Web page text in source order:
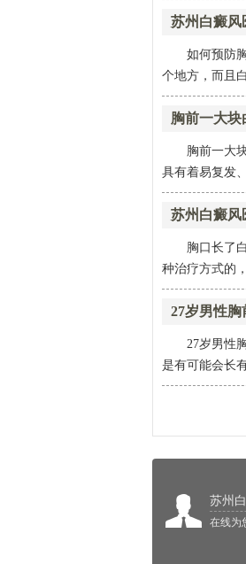
苏州白癜风
如何预防
个地方，而且
胸前一大块
胸前一大
具有着易复发
苏州白癜风
胸口长了
种治疗方式的
27岁男性胸
27岁男性
是有可能会长
苏州
在线为